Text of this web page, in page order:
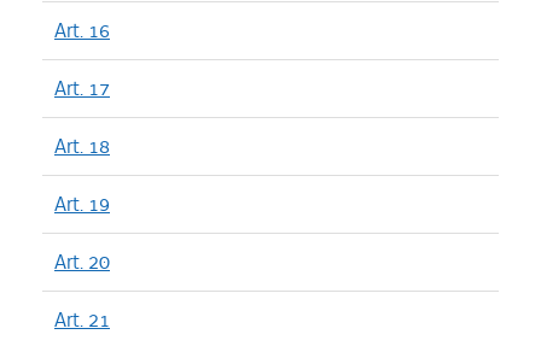
Art. 16
Art. 17
Art. 18
Art. 19
Art. 20
Art. 21